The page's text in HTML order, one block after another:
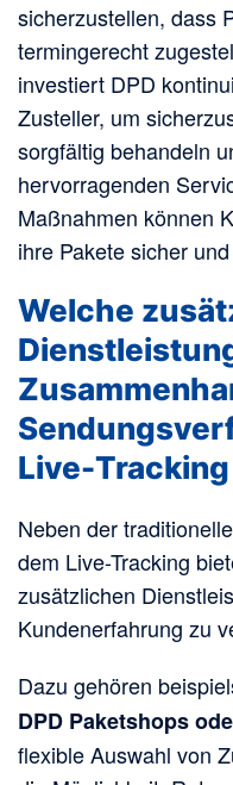
sicherzustellen, dass
termingerecht
investiert DPD
Zusteller, um
sorgfältig behandeln
hervorragenden
Maßnahmen können
ihre Pakete sicher
Welche
Live-Tracking
Neben der
dem Live-Tracking
zusätzlichen
Kundenerfahrung zu
Dazu gehören
DPD Paketshops
flexible Auswahl von